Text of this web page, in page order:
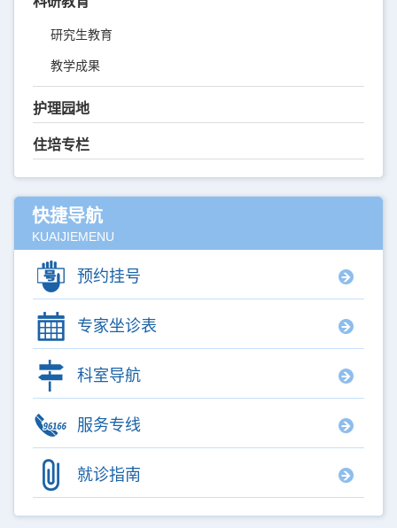
研究生教育
教学成果
护理园地
住培专栏
快捷导航
KUAIJIEMENU
预约挂号
专家坐诊表
科室导航
服务专线
就诊指南